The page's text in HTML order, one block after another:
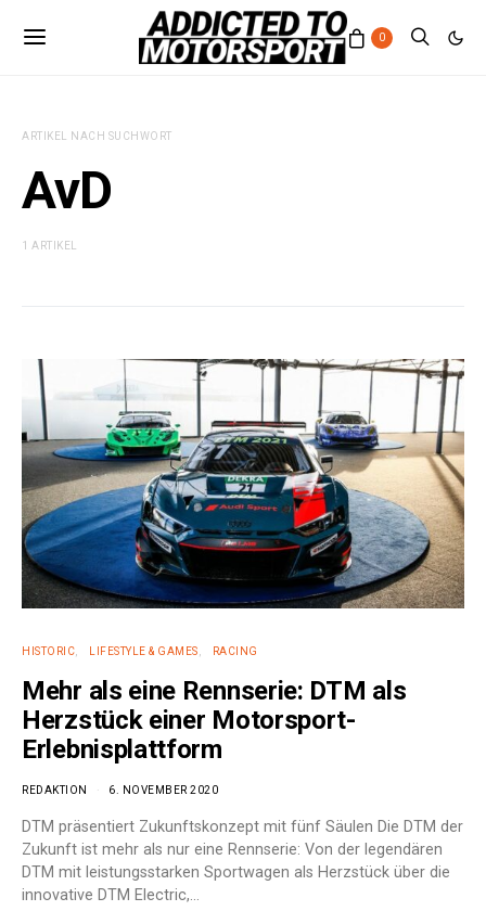
0
ARTIKEL NACH SUCHWORT
AvD
1 ARTIKEL
HISTORIC LIFESTYLE & GAMES RACING
Mehr als eine Rennserie: DTM als
Herzstück einer Motorsport-
Erlebnisplattform
REDAKTION 6. NOVEMBER 2020
DTM präsentiert Zukunftskonzept mit fünf Säulen Die DTM der
Zukunft ist mehr als nur eine Rennserie: Von der legendären
DTM mit leistungsstarken Sportwagen als Herzstück über die
innovative DTM Electric,…